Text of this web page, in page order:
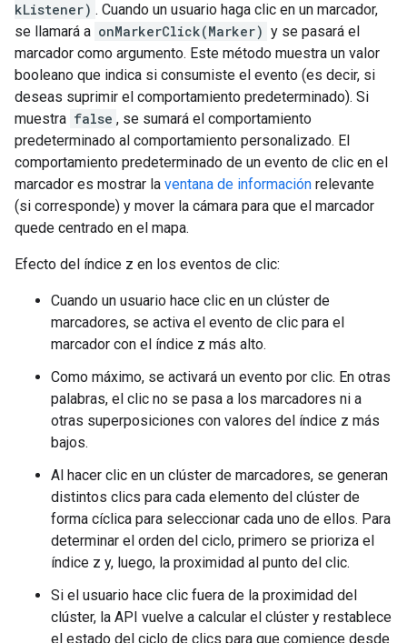
kListener) . Cuando un usuario haga clic en un marcador,
se llamará a onMarkerClick(Marker) y se pasará el
marcador como argumento. Este método muestra un valor
booleano que indica si consumiste el evento (es decir, si
deseas suprimir el comportamiento predeterminado). Si
muestra false , se sumará el comportamiento
predeterminado al comportamiento personalizado. El
comportamiento predeterminado de un evento de clic en el
marcador es mostrar la ventana de información relevante
(si corresponde) y mover la cámara para que el marcador
quede centrado en el mapa.
Efecto del índice z en los eventos de clic:
Cuando un usuario hace clic en un clúster de
marcadores, se activa el evento de clic para el
marcador con el índice z más alto.
Como máximo, se activará un evento por clic. En otras
palabras, el clic no se pasa a los marcadores ni a
otras superposiciones con valores del índice z más
bajos.
Al hacer clic en un clúster de marcadores, se generan
distintos clics para cada elemento del clúster de
forma cíclica para seleccionar cada uno de ellos. Para
determinar el orden del ciclo, primero se prioriza el
índice z y, luego, la proximidad al punto del clic.
Si el usuario hace clic fuera de la proximidad del
clúster, la API vuelve a calcular el clúster y restablece
el estado del ciclo de clics para que comience desde